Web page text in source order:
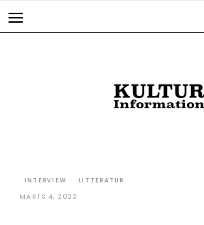
INTERVIEW LITTERATUR
MARTS 4, 2022